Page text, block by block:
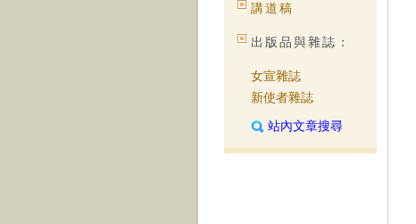
講道稿
出版品與雜誌：
女宣雜誌
新使者雜誌
站內文章搜尋